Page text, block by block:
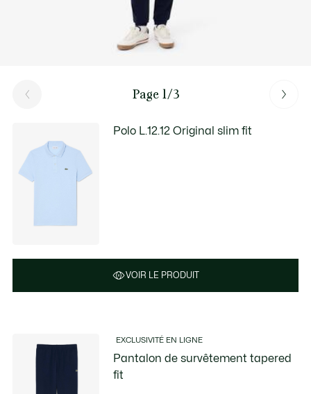
Page 1/3
Polo L.12.12 Original slim fit
VOIR LE PRODUIT
EXCLUSIVITÉ EN LIGNE
Pantalon de survêtement tapered
fit